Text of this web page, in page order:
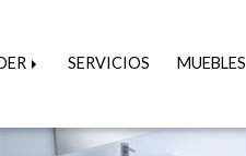
SERVICIOS MUEBLES